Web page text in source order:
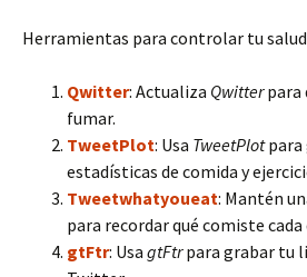
Herramientas para controlar tu
Qwitter: Actualiza Qwitterpara
fumar.
TweetPlot: Usa TweetPlotpara
estadísticas de comida y
Tweetwhatyoueat: Mantén
para recordar qué comiste cada
gtFtr: Usa gtFtrpara grabar tu